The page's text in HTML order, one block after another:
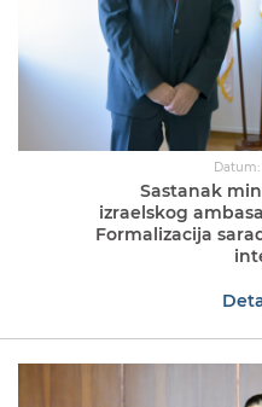
Datum:
Sastanak
izraelskog
Formalizacija